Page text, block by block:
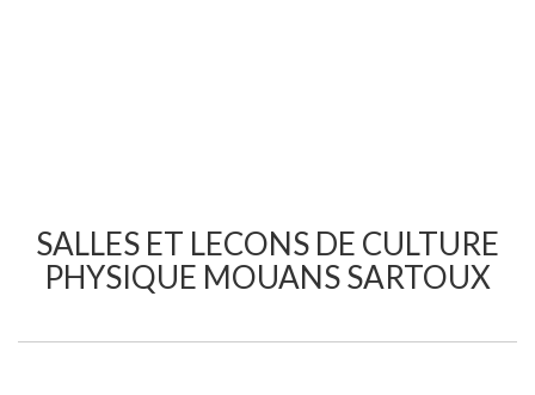
SALLES ET LECONS DE CULTURE
PHYSIQUE MOUANS SARTOUX